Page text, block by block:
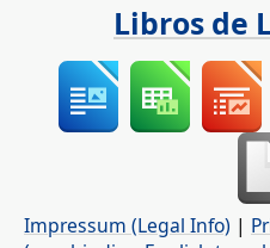
Libros de
Impressum (Legal Info) |